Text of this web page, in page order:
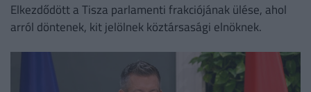
Elkezdődött a Tisza parlamenti frakciójának ülése, ahol
arról döntenek, kit jelölnek köztársasági elnöknek.